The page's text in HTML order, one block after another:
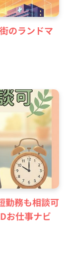
のランドマ
勤務も相談可
お仕事ナビ